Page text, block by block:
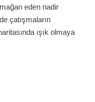
eden nadir
çatışmaların
ışık olmaya